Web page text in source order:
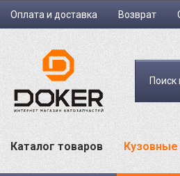
Оплата и доставка Возврат
Поиск
Каталог товаров